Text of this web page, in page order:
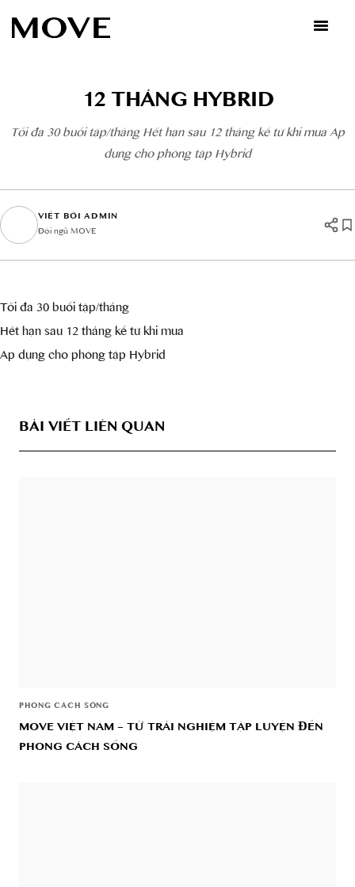
12 THÁNG HYBRID
Tối đa 30 buổi tập/tháng Hết hạn sau 12 tháng kể từ khi mua Áp
dụng cho phòng tập Hybrid
VIẾT BỞI ADMIN
Đội ngũ MOVE
Tối đa 30 buổi tập/tháng
Hết hạn sau 12 tháng kể từ khi mua
Áp dụng cho phòng tập Hybrid
BÀI VIẾT LIÊN QUAN
PHONG CÁCH SỐNG
MOVE VIỆT NAM – TỪ TRẢI NGHIỆM TẬP LUYỆN ĐẾN
PHONG CÁCH SỐNG